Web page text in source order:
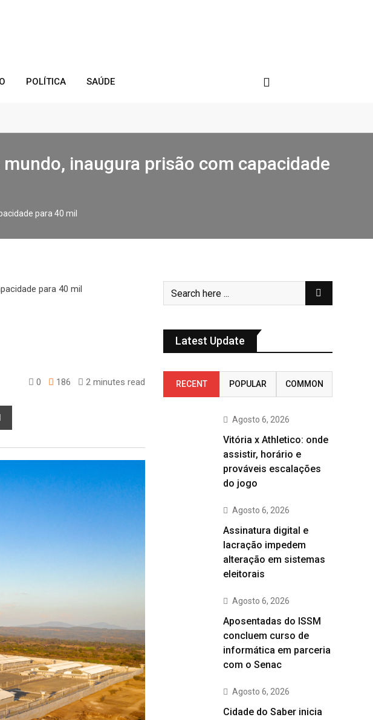
POLÍTICA SAÚDE
inaugura prisão com capacidade
para 40 mil
0 186 2 minutes read
Latest Update
RECENT POPULAR COMMON
Agosto 6, 2026
Vitória x Athletico: onde
assistir, horário e
prováveis escalações
do jogo
Agosto 6, 2026
Assinatura digital e
lacração impedem
alteração em sistemas
eleitorais
Agosto 6, 2026
Aposentadas do ISSM
concluem curso de
informática em parceria
com o Senac
Agosto 6, 2026
Cidade do Saber inicia